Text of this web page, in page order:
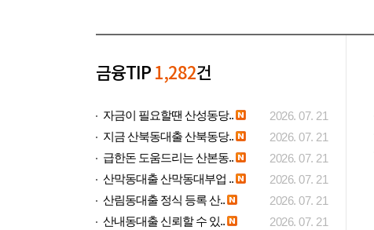
금융TIP 1,282건
자금이 필요할땐 산성동당..
2026. 07. 21
지금 산북동대출 산북동당..
2026. 07. 21
급한돈 도움드리는 산본동..
2026. 07. 21
산막동대출 산막동대부업 ..
2026. 07. 21
산림동대출 정식 등록 산..
2026. 07. 21
산내동대출 신뢰할 수 있..
2026. 07. 21